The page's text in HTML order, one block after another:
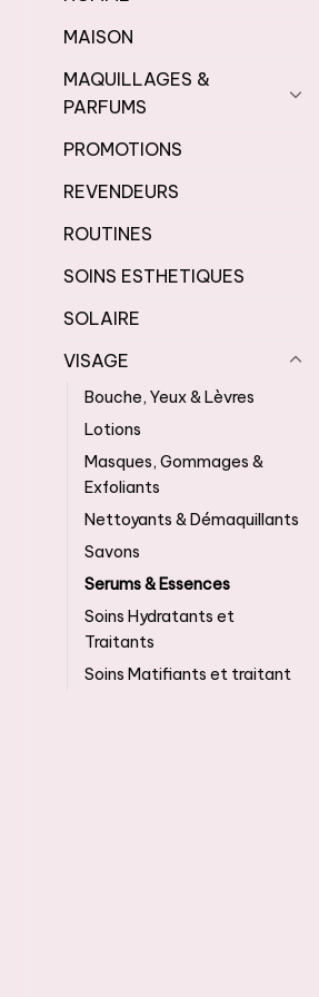
MAISON
MAQUILLAGES &
PARFUMS
PROMOTIONS
REVENDEURS
ROUTINES
SOINS ESTHETIQUES
SOLAIRE
VISAGE
Bouche, Yeux & Lèvres
Lotions
Masques, Gommages &
Exfoliants
Nettoyants & Démaquillants
Savons
Serums & Essences
Soins Hydratants et
Traitants
Soins Matifiants et traitant
3,5%